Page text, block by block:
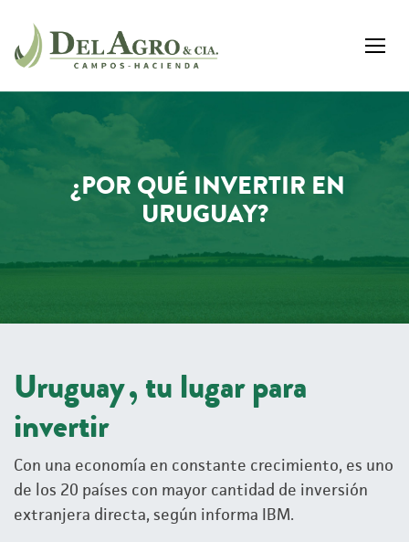
¿POR QUÉ INVERTIR EN
URUGUAY?
Uruguay, tu lugar para
invertir
Con una economía en constante crecimiento, es uno
de los 20 países con mayor cantidad de inversión
extranjera directa, según informa IBM.